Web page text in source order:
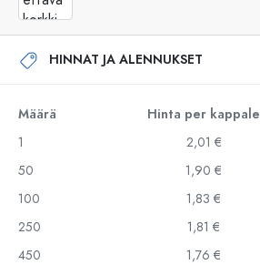
HINNAT JA ALENNUKSET
Määrä Hinta per kappale
1
2,01 €
50
1,90 €
100
1,83 €
250
1,81 €
450
1,76 €